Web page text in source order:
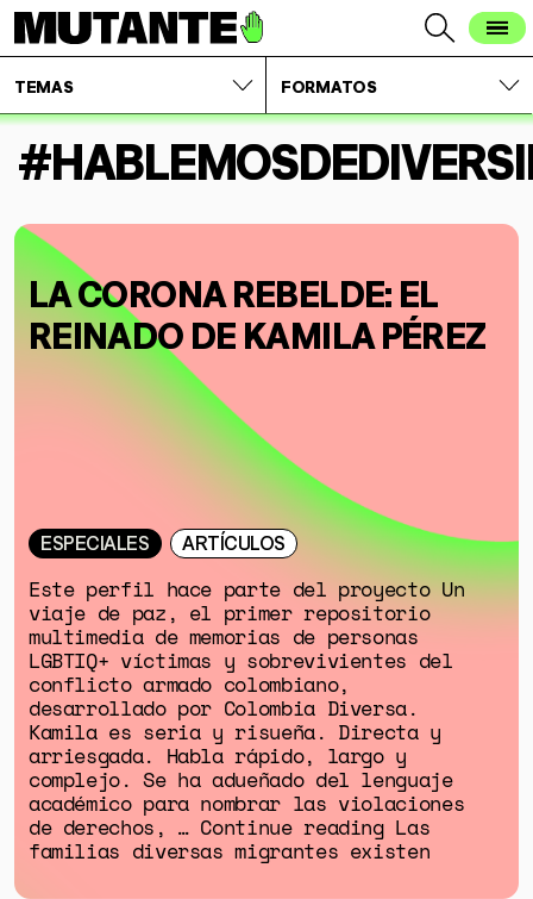
TEMAS FORMATOS
LA CORONA REBELDE: EL
REINADO DE KAMILA PÉREZ
ESPECIALES ARTÍCULOS
Este perfil hace parte del proyecto Un
viaje de paz, el primer repositorio
multimedia de memorias de personas
LGBTIQ+ víctimas y sobrevivientes del
conflicto armado colombiano,
desarrollado por Colombia Diversa.
Kamila es seria y risueña. Directa y
arriesgada. Habla rápido, largo y
complejo. Se ha adueñado del lenguaje
académico para nombrar las violaciones
de derechos, … Continue reading Las
familias diversas migrantes existen